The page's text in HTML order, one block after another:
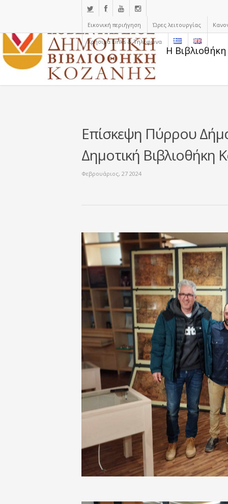
Εικονική περιήγηση Ώρες λειτουργίας
Χρήσιμα Links & Τηλέφωνα
Η
Επίσκεψη Πύρρου
Δημοτική Βιβλιοθήκη
Φεβρουάριος, 27 2024